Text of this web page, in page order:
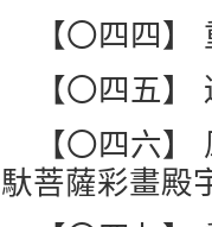
【〇四四
【〇四五
【〇四六
馱菩薩彩畫殿